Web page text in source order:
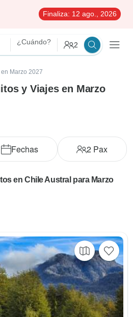
Finaliza: 12 ago., 2026
¿Cuándo? 2
Marzo 2027
y Viajes en Marzo
Fechas 2 Pax
en Chile Austral para Marzo